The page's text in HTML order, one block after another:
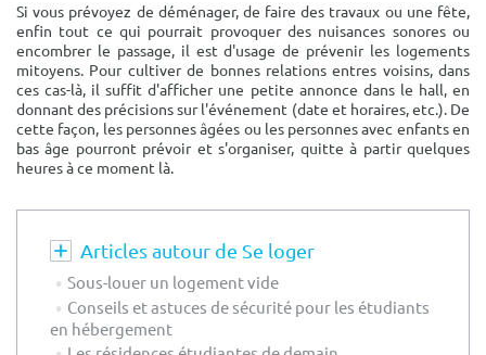
Chercher
Si vous prévoyez de déménager, de faire des travaux ou une fête,
enfin tout ce qui pourrait provoquer des nuisances sonores ou
encombrer le passage, il est d'usage de prévenir les logements
mitoyens. Pour cultiver de bonnes relations entres voisins, dans
ces cas-là, il suffit d'afficher une petite annonce dans le hall, en
donnant des précisions sur l'événement (date et horaires, etc.). De
cette façon, les personnes âgées ou les personnes avec enfants en
bas âge pourront prévoir et s'organiser, quitte à partir quelques
heures à ce moment là.
Articles autour de Se loger
Sous-louer un logement vide
Conseils et astuces de sécurité pour les étudiants
en hébergement